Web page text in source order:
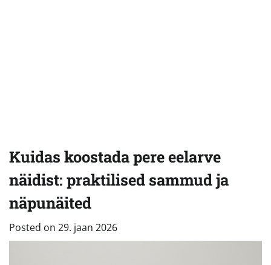
Kuidas koostada pere eelarve
näidist: praktilised sammud ja
näpunäited
Posted on 29. jaan 2026